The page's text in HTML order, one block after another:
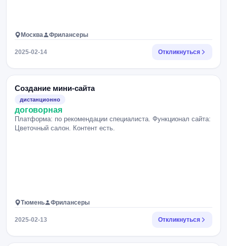
Москва Фрилансеры
2025-02-14 Откликнуться
Создание мини-сайта
дистанционно
договорная
Платформа: по рекомендации специалиста. Функционал сайта:
Цветочный салон. Контент есть.
Тюмень Фрилансеры
2025-02-13 Откликнуться